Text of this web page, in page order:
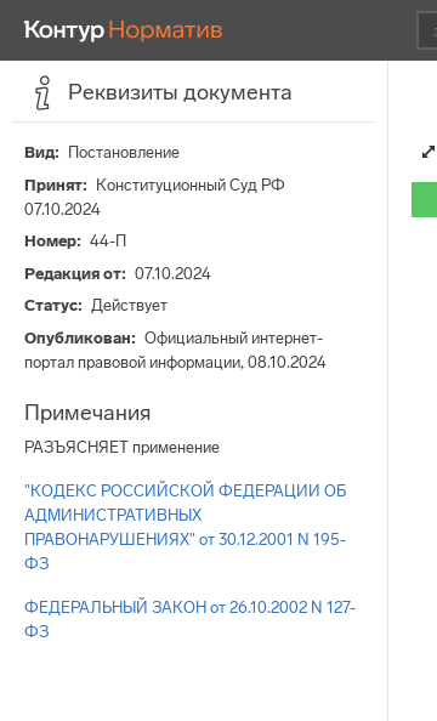
Реквизиты документа
Вид
Постановление
Принят
Конституционный Суд РФ
07.10.2024
Номер
44-П
Редакция от
07.10.2024
Статус
Действует
Опубликован
Официальный интернет-
портал правовой информации, 08.10.2024
Примечания
РАЗЪЯСНЯЕТ применение
"КОДЕКС РОССИЙСКОЙ ФЕДЕРАЦИИ ОБ
АДМИНИСТРАТИВНЫХ
ПРАВОНАРУШЕНИЯХ" от 30.12.2001 N 195-
ФЗ
ФЕДЕРАЛЬНЫЙ ЗАКОН от 26.10.2002 N 127-
ФЗ